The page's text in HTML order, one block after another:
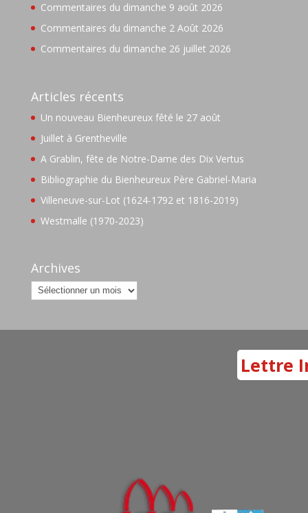
Commentaires du dimanche 9 août 2026
Commentaires du dimanche 2 Août 2026
Commentaires du dimanche 26 juillet 2026
Articles récents
Un nouveau Bienheureux fêté le 27 août
Juillet à Grentheville
A Grablin, fête de Notre-Dame des Dix Vertus
Bibliographie du Bienheureux Père Gabriel-Maria
Villeneuve-sur-Lot (1624-1792 et 1816-2019)
Westmalle (1970-2023)
Archives
Archives
Lettre